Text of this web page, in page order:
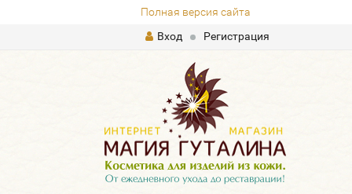
Полная версия сайта
Вход
Регистрация